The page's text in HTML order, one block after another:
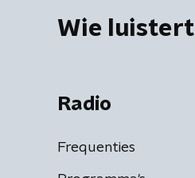
Wie luistert
Radio
Frequenties